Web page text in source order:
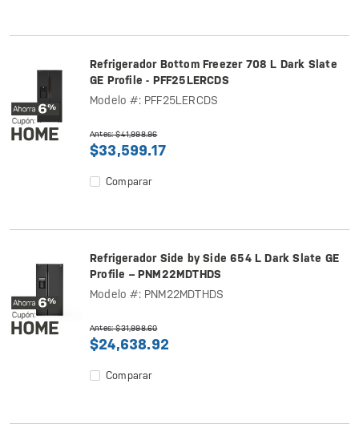
Refrigerador Bottom Freezer 708 L Dark Slate
GE Profile - PFF25LERCDS
Modelo #: PFF25LERCDS
Antes: $41,998.96
$33,599.17
Comparar
Refrigerador Side by Side 654 L Dark Slate GE
Profile – PNM22MDTHDS
Modelo #: PNM22MDTHDS
Antes: $31,998.60
$24,638.92
Comparar